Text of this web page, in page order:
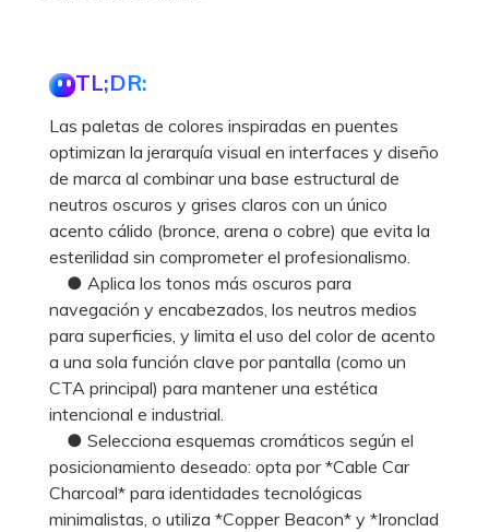
TL;DR:
Las paletas de colores inspiradas en puentes
optimizan la jerarquía visual en interfaces y diseño
de marca al combinar una base estructural de
neutros oscuros y grises claros con un único
acento cálido (bronce, arena o cobre) que evita la
esterilidad sin comprometer el profesionalismo.
● Aplica los tonos más oscuros para
navegación y encabezados, los neutros medios
para superficies, y limita el uso del color de acento
a una sola función clave por pantalla (como un
CTA principal) para mantener una estética
intencional e industrial.
● Selecciona esquemas cromáticos según el
posicionamiento deseado: opta por *Cable Car
Charcoal* para identidades tecnológicas
minimalistas, o utiliza *Copper Beacon* y *Ironclad